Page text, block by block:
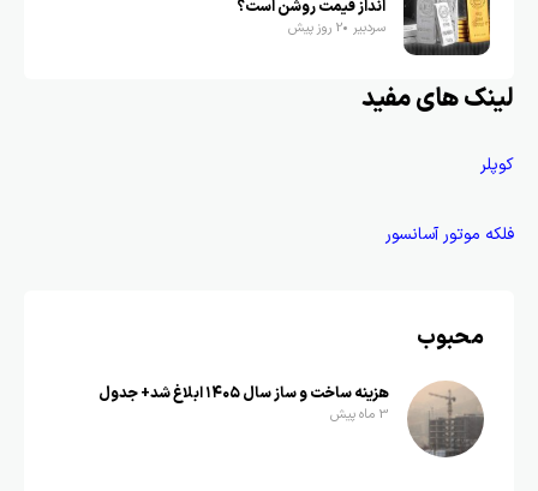
انداز قیمت روشن است؟
سردبیر 2 روز پیش
لینک های مفید
کوپلر
فلکه موتور آسانسور
محبوب
هزینه ساخت و ساز سال ۱۴۰۵ ابلاغ شد+ جدول
3 ماه پیش